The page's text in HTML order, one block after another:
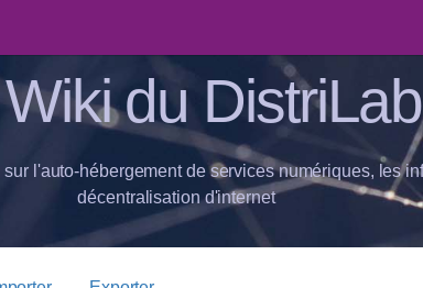
du DistriLab
l'auto-hébergement de services numériques, les
décentralisation d'internet